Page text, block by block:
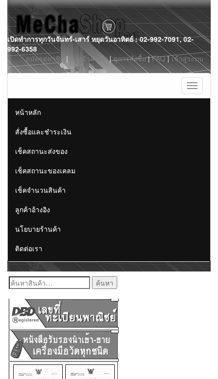
Skip
to
content
เปิดทำการทุกวันจันทร์-เสาร์ หยุดวันอาทิตย์ : 02-992-7091, 02-
992-6358
สมัครสมาชิก | ตะกร้าสินค้า|ดูการสั่งซื้อ|FAQ|เข้าสู่ระบบ
Toggle
หน้าหลัก
สั่งซื้อและชำระเงิน
เช็คสถานะส่งของ
เช็คสถานะของเคลม
เช็คจำนวนสินค้า
ลูกค้าอ้างอิง
นโยบายร้านค้า
ติดต่อเรา
ค้นหา: